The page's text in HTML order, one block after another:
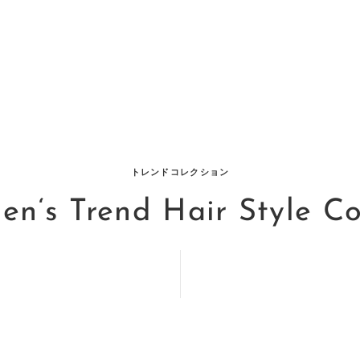
トレンドコレクション
Trend Hair Style